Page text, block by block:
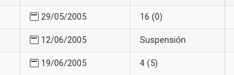
29/05/2005 16 (0)
12/06/2005 Suspensión
19/06/2005 4 (5)